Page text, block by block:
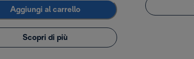
Aggiungi al carrello
Scopri di più